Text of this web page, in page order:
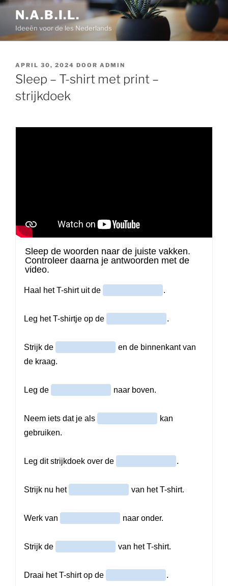
Ga
inhoud
N.A.B.I.L.
Ideeën voor de les Nederlands
GEPLAATST
OP
APRIL 30, 2024 DOOR ADMIN
Sleep – T-shirt met print –
strijkdoek